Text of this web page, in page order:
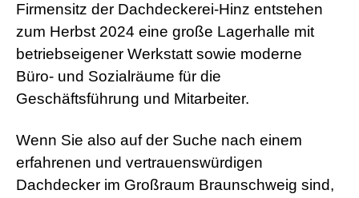
Firmensitz der Dachdeckerei-Hinz entstehen
zum Herbst 2024 eine große Lagerhalle mit
betriebseigener Werkstatt sowie moderne
Büro- und Sozialräume für die
Geschäftsführung und Mitarbeiter.
Wenn Sie also auf der Suche nach einem
erfahrenen und vertrauenswürdigen
Dachdecker im Großraum Braunschweig sind,